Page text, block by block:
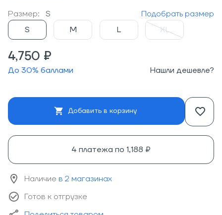
Размер: S
Подобрать размер
S
M L XL
4,750 ₽
До 30% баллами Нашли дешевле?
Добавить в корзину
4 платежа по 1,188 ₽
Наличие в 2 магазинах
Готов к отгрузке